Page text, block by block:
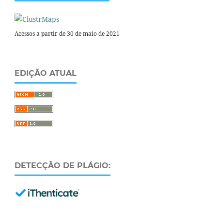
Acessos a partir de 30 de maio de 2021
EDIÇÃO ATUAL
DETECÇÃO DE PLÁGIO: